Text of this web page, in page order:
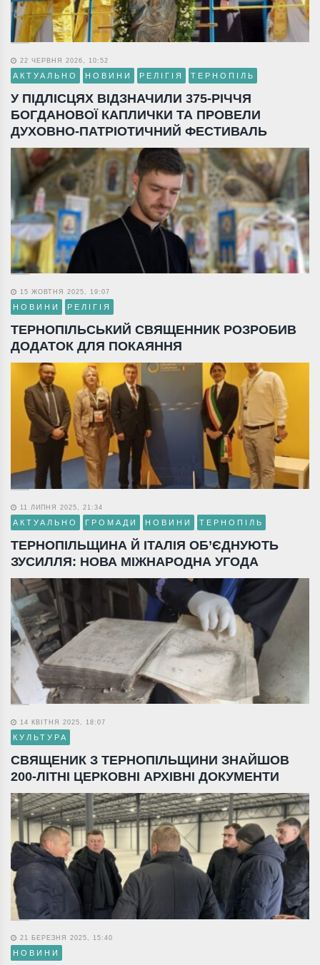
22 ЧЕРВНЯ 2026, 10:52
АКТУАЛЬНО НОВИНИ РЕЛІГІЯ ТЕРНОПІЛЬ
У ПІДЛІСЦЯХ ВІДЗНАЧИЛИ 375-РІЧЧЯ
БОГДАНОВОЇ КАПЛИЧКИ ТА ПРОВЕЛИ
ДУХОВНО-ПАТРІОТИЧНИЙ ФЕСТИВАЛЬ
15 ЖОВТНЯ 2025, 19:07
НОВИНИ РЕЛІГІЯ
ТЕРНОПІЛЬСЬКИЙ СВЯЩЕННИК РОЗРОБИВ
ДОДАТОК ДЛЯ ПОКАЯННЯ
11 ЛИПНЯ 2025, 21:34
АКТУАЛЬНО ГРОМАДИ НОВИНИ ТЕРНОПІЛЬ
ТЕРНОПІЛЬЩИНА Й ІТАЛІЯ ОБ’ЄДНУЮТЬ
ЗУСИЛЛЯ: НОВА МІЖНАРОДНА УГОДА
14 КВІТНЯ 2025, 18:07
КУЛЬТУРА
СВЯЩЕНИК З ТЕРНОПІЛЬЩИНИ ЗНАЙШОВ
200-ЛІТНІ ЦЕРКОВНІ АРХІВНІ ДОКУМЕНТИ
21 БЕРЕЗНЯ 2025, 15:40
НОВИНИ